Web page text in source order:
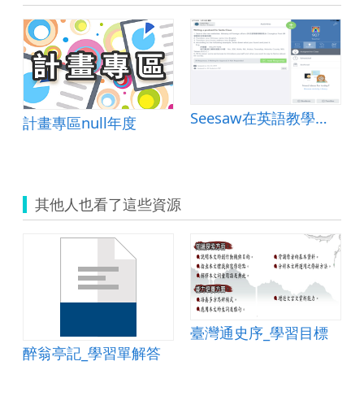
計畫專區null年度 Seesaw在英語教學上的使用
其他人也看了這些資源
醉翁亭記_學習單解答
臺灣通史序_學習目標